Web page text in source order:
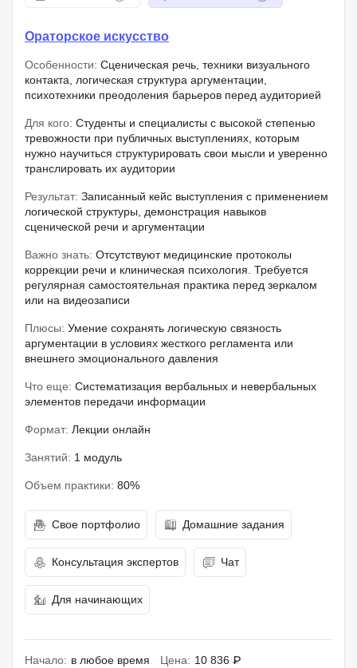
Ораторское искусство
Особенности: Сценическая речь, техники визуального
контакта, логическая структура аргументации,
психотехники преодоления барьеров перед аудиторией
Для кого: Студенты и специалисты с высокой степенью
тревожности при публичных выступлениях, которым
нужно научиться структурировать свои мысли и уверенно
транслировать их аудитории
Результат: Записанный кейс выступления с применением
логической структуры, демонстрация навыков
сценической речи и аргументации
Важно знать: Отсутствуют медицинские протоколы
коррекции речи и клиническая психология. Требуется
регулярная самостоятельная практика перед зеркалом
или на видеозаписи
Плюсы: Умение сохранять логическую связность
аргументации в условиях жесткого регламента или
внешнего эмоционального давления
Что еще: Систематизация вербальных и невербальных
элементов передачи информации
Формат: Лекции онлайн
Занятий: 1 модуль
Объем практики: 80%
Свое портфолио Домашние задания
Консультация экспертов Чат
Для начинающих
Начало: в любое время Цена: 10 836 ₽